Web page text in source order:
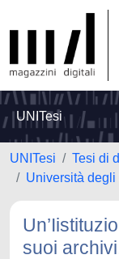
UNITesi
UNITesi
Tesi di
Università
suoi